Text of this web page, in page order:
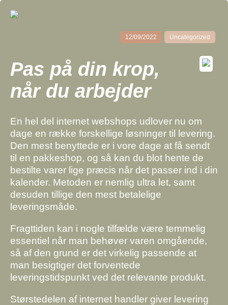
12/09/2022 Uncategorized
Pas på din krop,
når du arbejder
En hel del internet webshops udlover nu om
dage en række forskellige løsninger til levering.
Den mest benyttede er i vore dage at få sendt
til en pakkeshop, og så kan du blot hente de
bestilte varer lige præcis når det passer ind i din
kalender. Metoden er nemlig ultra let, samt
desuden tillige den mest betalelige
leveringsmåde.
Fragttiden kan i nogle tilfælde være temmelig
essentiel når man behøver varen omgående,
så af den grund er det virkelig passende at
man besigtiger det forventede
leveringstidspunkt ved det relevante produkt.
Størstedelen af internet handler giver levering